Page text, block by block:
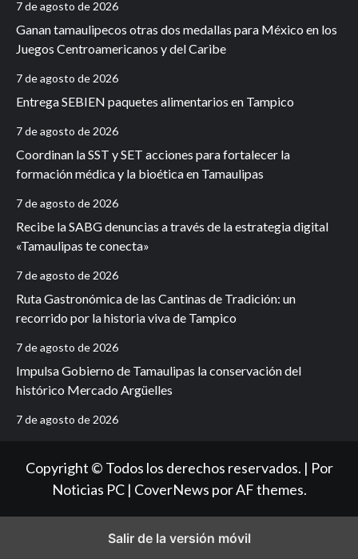
7 de agosto de 2026
Ganan tamaulipecos otras dos medallas para México en los
Juegos Centroamericanos y del Caribe
7 de agosto de 2026
Entrega SEBIEN paquetes alimentarios en Tampico
7 de agosto de 2026
Coordinan la SST y SET acciones para fortalecer la
formación médica y la bioética en Tamaulipas
7 de agosto de 2026
Recibe la SABG denuncias a través de la estrategia digital
«Tamaulipas te conecta»
7 de agosto de 2026
Ruta Gastronómica de las Cantinas de Tradición: un
recorrido por la historia viva de Tampico
7 de agosto de 2026
Impulsa Gobierno de Tamaulipas la conservación del
histórico Mercado Argüelles
7 de agosto de 2026
Copyright © Todos los derechos reservados. | Por
Noticias PC | CoverNews por AF themes.
Salir de la versión móvil